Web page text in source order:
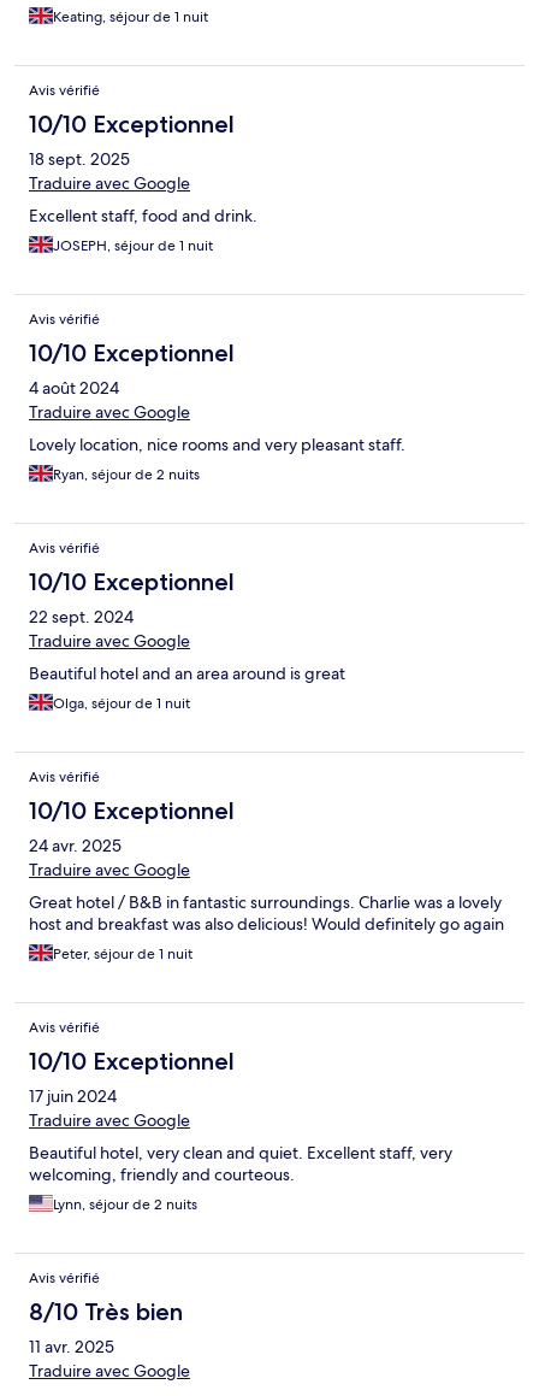
Keating, séjour de 1 nuit
Avis vérifié
10/10 Exceptionnel
18 sept. 2025
Traduire avec Google
Excellent staff, food and drink.
JOSEPH, séjour de 1 nuit
Avis vérifié
10/10 Exceptionnel
4 août 2024
Traduire avec Google
Lovely location, nice rooms and very pleasant staff.
Ryan, séjour de 2 nuits
Avis vérifié
10/10 Exceptionnel
22 sept. 2024
Traduire avec Google
Beautiful hotel and an area around is great
Olga, séjour de 1 nuit
Avis vérifié
10/10 Exceptionnel
24 avr. 2025
Traduire avec Google
Great hotel / B&B in fantastic surroundings. Charlie was a lovely
host and breakfast was also delicious! Would definitely go again
Peter, séjour de 1 nuit
Avis vérifié
10/10 Exceptionnel
17 juin 2024
Traduire avec Google
Beautiful hotel, very clean and quiet. Excellent staff, very
welcoming, friendly and courteous.
Lynn, séjour de 2 nuits
Avis vérifié
8/10 Très bien
11 avr. 2025
Traduire avec Google